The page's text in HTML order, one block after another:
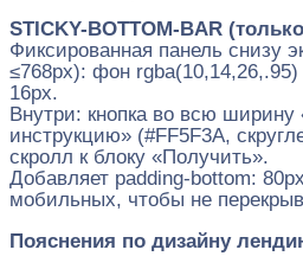
STICKY-BOTTOM-BAR
Фиксированная панель снизу
≤768px): фон
16px.
Внутри: кнопка во всю ширину
инструкцию» (#FF5F3A,
скролл к блоку «Получить».
Добавляет padding-bottom:
мобильных, чтобы не
Пояснения по дизайну